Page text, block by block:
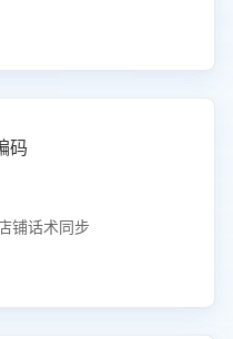
码
铺话术同步